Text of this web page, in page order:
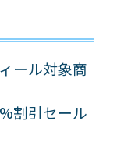
ール対象商
割引セール